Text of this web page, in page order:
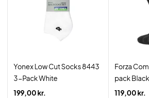
Yonex Low Cut Socks 8443
3-Pack White
199,00 kr.
Forza
pack Black
119,00 kr.